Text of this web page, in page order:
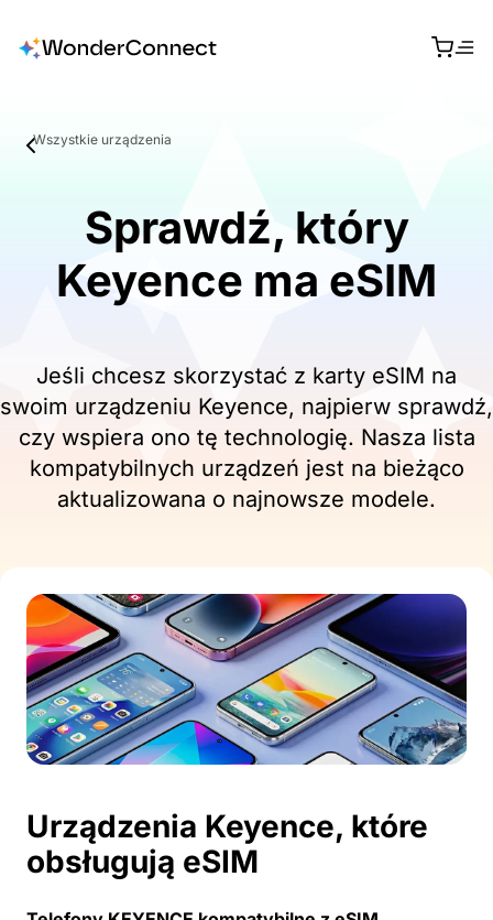
Wszystkie urządzenia
Sprawdź, który
Keyence ma eSIM
Jeśli chcesz skorzystać z karty eSIM na
swoim urządzeniu Keyence, najpierw sprawdź,
czy wspiera ono tę technologię. Nasza lista
kompatybilnych urządzeń jest na bieżąco
aktualizowana o najnowsze modele.
Urządzenia Keyence, które
obsługują eSIM